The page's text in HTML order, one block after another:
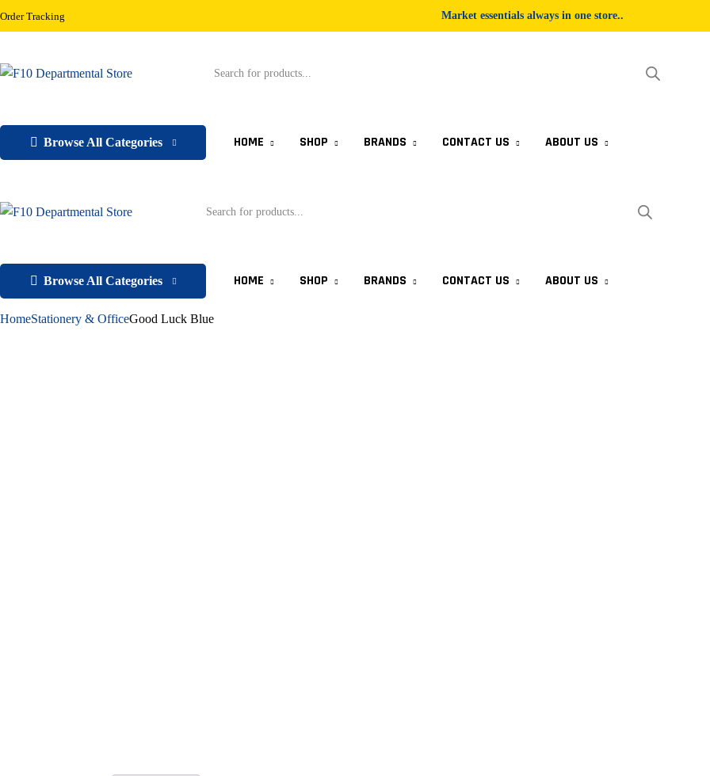
Order Tracking Market essentials always in one store..
Browse All Categories HOME SHOP BRANDS CONTACT US ABOUT US
Browse All Categories HOME SHOP BRANDS CONTACT US ABOUT US
HomeStationery & OfficeGood Luck Blue